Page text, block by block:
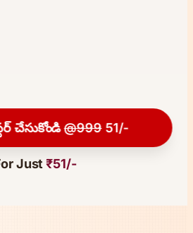
చేసుకోండి@999 51/-
Just₹51/-